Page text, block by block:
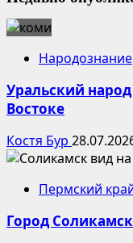
Народознание
Уральский
Востоке
Костя Бур
Пермский
Город